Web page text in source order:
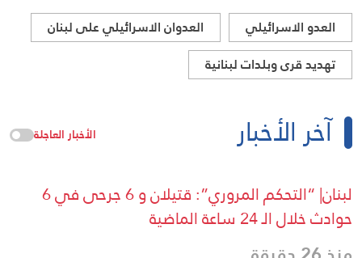
العدو الاسرائيلي
العدوان الاسرائيلي على لبنان
تهديد قرى وبلدات لبنانية
آخر الأخبار الأخبار العاجلة
لبنان| “التحكم المروري”: قتيلان و 6 جرحى في 6
حوادث خلال الـ 24 ساعة الماضية